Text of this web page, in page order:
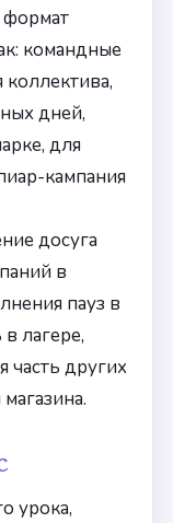
командные
дней,
для
кампания
досуга
в
пауз в
лагере,
часть других
урока,